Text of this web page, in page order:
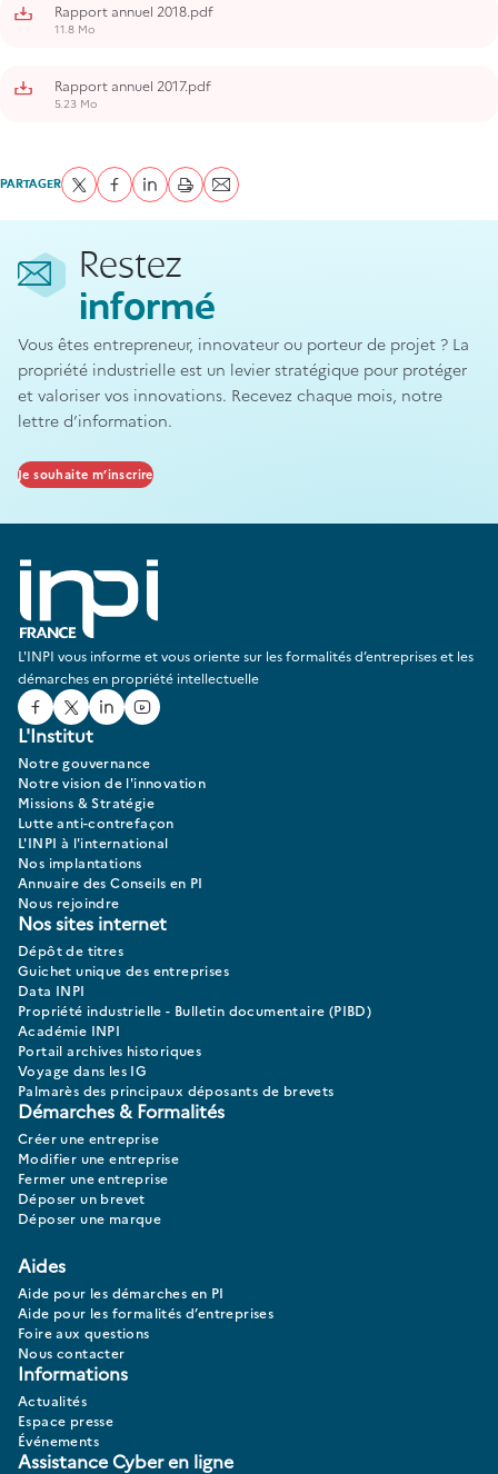
Rapport annuel 2018.pdf
11.8 Mo
Rapport annuel 2017.pdf
5.23 Mo
PARTAGERPartager sur Twitter
Partager sur Facebook
Partager sur LinkedIn
imprimerEnvoyer par courriel
Restez
informé
Vous êtes entrepreneur, innovateur ou porteur de projet ? La
propriété industrielle est un levier stratégique pour protéger
et valoriser vos innovations. Recevez chaque mois, notre
lettre d’information.
Je souhaite m’inscrire
L'INPI vous informe et vous oriente sur les formalités d’entreprises et les
démarches en propriété intellectuelle
Facebook
TwitterLinked In
Youtube
L'Institut
Notre gouvernance
Notre vision de l'innovation
Missions & Stratégie
Lutte anti-contrefaçon
L'INPI à l'international
Nos implantations
Annuaire des Conseils en PI
Nous rejoindre
Nos sites internet
Dépôt de titres
Guichet unique des entreprises
Data INPI
Propriété industrielle - Bulletin documentaire (PIBD)
Académie INPI
Portail archives historiques
Voyage dans les IG
Palmarès des principaux déposants de brevets
Démarches & Formalités
Créer une entreprise
Modifier une entreprise
Fermer une entreprise
Déposer un brevet
Déposer une marque
Aides
Aide pour les démarches en PI
Aide pour les formalités d’entreprises
Foire aux questions
Nous contacter
Informations
Actualités
Espace presse
Événements
Assistance Cyber en ligne